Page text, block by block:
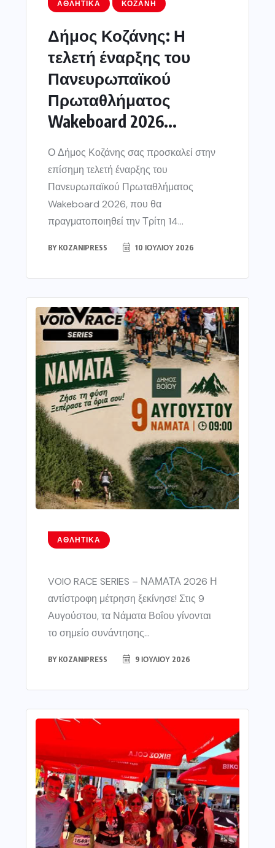
ΑΘΛΗΤΙΚΆ ΚΟΖΆΝΗ
Δήμος Κοζάνης: Η
τελετή έναρξης του
Πανευρωπαϊκού
Πρωταθλήματος
Wakeboard 2026...
Ο Δήμος Κοζάνης σας προσκαλεί στην
επίσημη τελετή έναρξης του
Πανευρωπαϊκού Πρωταθλήματος
Wakeboard 2026, που θα
πραγματοποιηθεί την Τρίτη 14...
BY KOZANIPRESS 10 ΙΟΥΛΊΟΥ 2026
ΑΘΛΗΤΙΚΆ
VOIO RACE SERIES – ΝΑΜΑΤΑ 2026 Η
αντίστροφη μέτρηση ξεκίνησε! Στις 9
Αυγούστου, τα Νάματα Βοΐου γίνονται
το σημείο συνάντησης...
BY KOZANIPRESS 9 ΙΟΥΛΊΟΥ 2026